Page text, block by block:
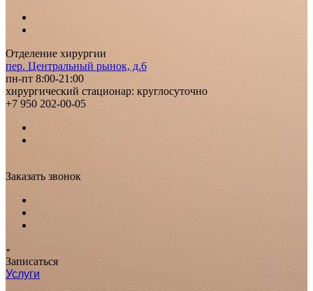
Отделение хирургии
пер. Центральный рынок, д.6
пн-пт 8:00-21:00
хирургический стационар: круглосуточно
+7 950 202-00-05
Заказать звонок
Записаться
Услуги